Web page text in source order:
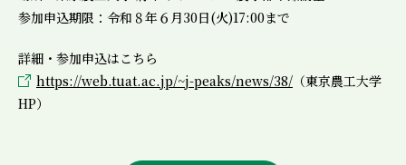
参加申込期限：令和８年６月30日(火)17:00まで
詳細・参加申込はこちら
https://web.tuat.ac.jp/~j-peaks/news/38/ （東京農工大学
HP）